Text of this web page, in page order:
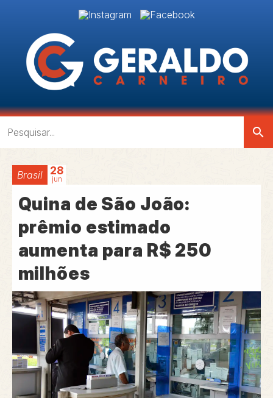
search
Brasil 28
jun
Quina de São João:
prêmio estimado
aumenta para R$ 250
milhões